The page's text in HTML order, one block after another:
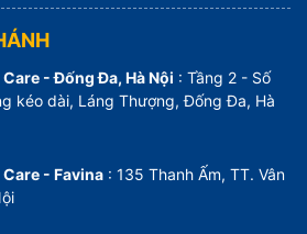
- Đống Đa, Hà Nội : Tầng 2 - Số
kéo dài, Láng Thượng, Đống Đa, Hà
- Favina : 135 Thanh Ấm, TT. Vân